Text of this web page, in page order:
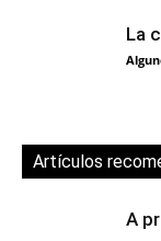
La
Artículos
A